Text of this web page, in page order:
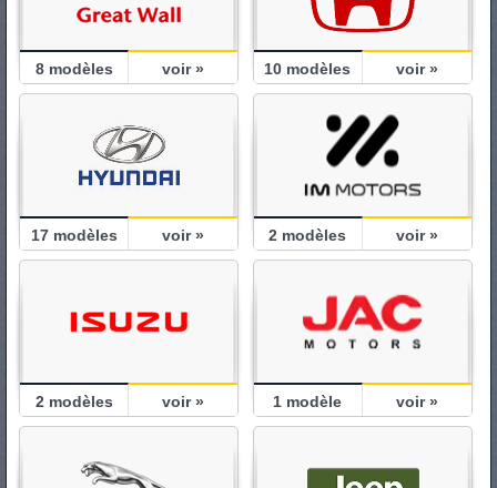
8modèles voir » 10 modèles voir »
17modèles voir » 2 modèles voir »
2modèles voir » 1 modèle voir »